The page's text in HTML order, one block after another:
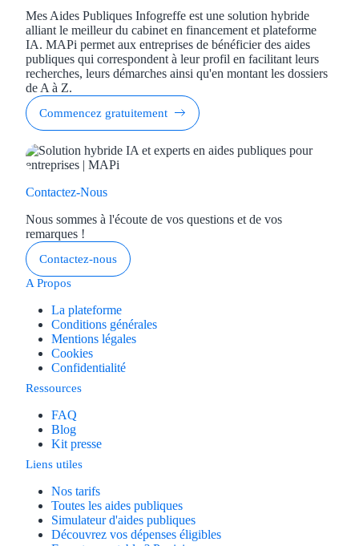
Mes Aides Publiques Infogreffe est une solution hybride
alliant le meilleur du cabinet en financement et plateforme
IA. MAPi permet aux entreprises de bénéficier des aides
publiques qui correspondent à leur profil en facilitant leurs
recherches, leurs démarches ainsi qu'en montant les dossiers
de A à Z.
Commencez gratuitement
Contactez-Nous
Nous sommes à l'écoute de vos questions et de vos
remarques !
Contactez-nous
A Propos
La plateforme
Conditions générales
Mentions légales
Cookies
Confidentialité
Ressources
FAQ
Blog
Kit presse
Liens utiles
Nos tarifs
Toutes les aides publiques
Simulateur d'aides publiques
Découvrez vos dépenses éligibles